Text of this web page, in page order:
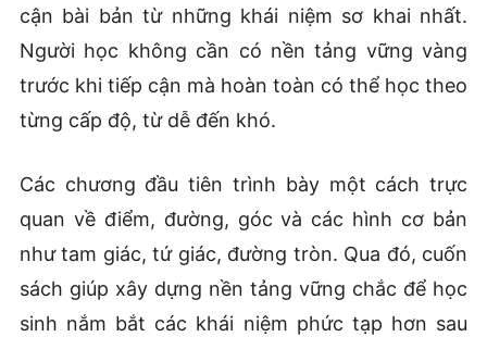
cận bài bản từ những khái niệm sơ khai nhất.
Người học không cần có nền tảng vững vàng
trước khi tiếp cận mà hoàn toàn có thể học theo
từng cấp độ, từ dễ đến khó.
Các chương đầu tiên trình bày một cách trực
quan về điểm, đường, góc và các hình cơ bản
như tam giác, tứ giác, đường tròn. Qua đó, cuốn
sách giúp xây dựng nền tảng vững chắc để học
sinh nắm bắt các khái niệm phức tạp hơn sau